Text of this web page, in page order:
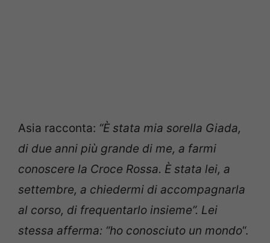
Asia racconta: “È stata mia sorella Giada,
di due anni più grande di me, a farmi
conoscere la Croce Rossa. È stata lei, a
settembre, a chiedermi di accompagnarla
al corso, di frequentarlo insieme”. Lei
stessa afferma: “ho conosciuto un mondo“.